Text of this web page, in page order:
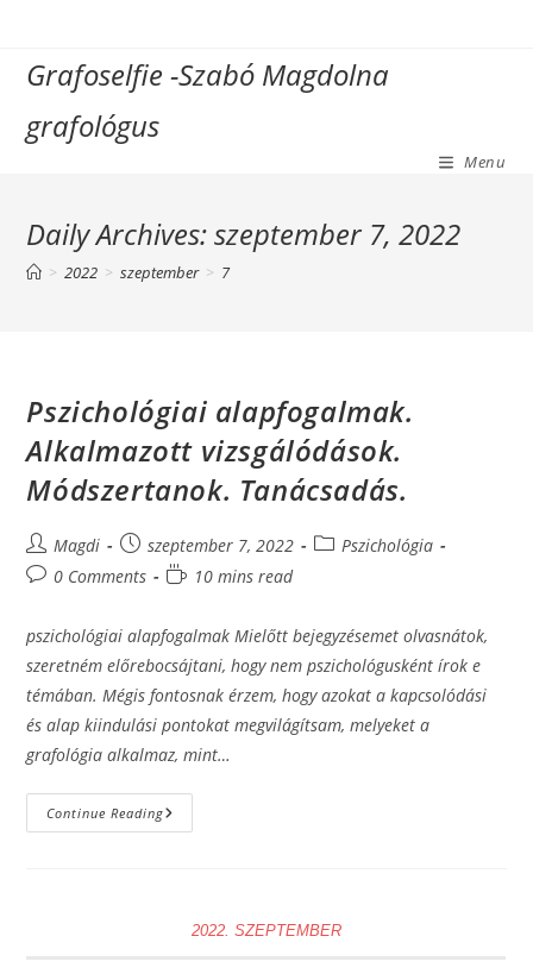
contentGrafoselfie -Szabó Magdolna
grafológus
Menu
Daily Archives: szeptember 7, 2022
> 2022 > szeptember > 7
Pszichológiai alapfogalmak.
Alkalmazott vizsgálódások.
Módszertanok. Tanácsadás.
Post
author:
Magdi
Post
published:
szeptember 7, 2022
PostPszichológia
Post0 Comments
Reading10 mins read
pszichológiai alapfogalmak Mielőtt bejegyzésemet olvasnátok,
szeretném előrebocsájtani, hogy nem pszichológusként írok e
témában. Mégis fontosnak érzem, hogy azokat a kapcsolódási
és alap kiindulási pontokat megvilágítsam, melyeket a
grafológia alkalmaz, mint…
Continue ReadingPszichológiai
Alapfogalmak.
2022. SZEPTEMBER